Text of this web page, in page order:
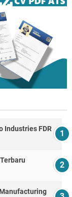
Industries FDR